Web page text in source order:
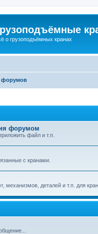
о грузоподъёмных кранах
форумов
форумом
файл и т.п.
с кранами.
механизмов, деталей и т.п. для